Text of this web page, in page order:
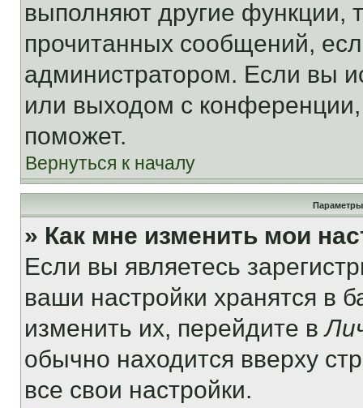
выполняют другие функции,
прочитанных сообщений,
администратором. Если вы
или выходом с
поможет.
Вернуться к началу
Параметры
» Как мне изменить мои
Если вы являетесь
ваши настройки хранятся в
изменить их, перейдите в
обычно находится вверху
все свои настройки.